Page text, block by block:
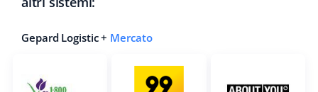
Gepard Logistic + Mercato